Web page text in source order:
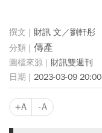
財訊 文／劉軒彤
傳產
財訊雙週刊
2023-03-09 20:00
+A -A